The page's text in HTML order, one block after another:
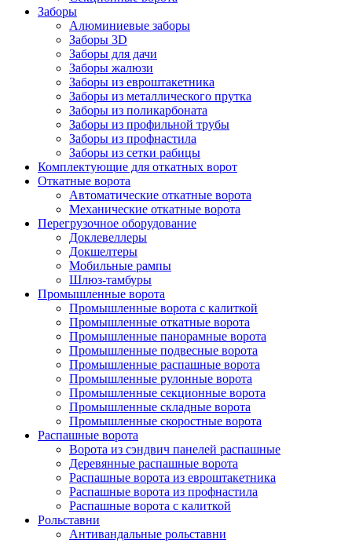
Заборы
Алюминиевые заборы
Заборы 3D
Заборы для дачи
Заборы жалюзи
Заборы из евроштакетника
Заборы из металлического прутка
Заборы из поликарбоната
Заборы из профильной трубы
Заборы из профнастила
Заборы из сетки рабицы
Комплектующие для откатных ворот
Откатные ворота
Автоматические откатные ворота
Механические откатные ворота
Перегрузочное оборудование
Доклевеллеры
Докшелтеры
Мобильные рампы
Шлюз-тамбуры
Промышленные ворота
Промышленные ворота с калиткой
Промышленные откатные ворота
Промышленные панорамные ворота
Промышленные подвесные ворота
Промышленные распашные ворота
Промышленные рулонные ворота
Промышленные секционные ворота
Промышленные складные ворота
Промышленные скоростные ворота
Распашные ворота
Ворота из сэндвич панелей распашные
Деревянные распашные ворота
Распашные ворота из евроштакетника
Распашные ворота из профнастила
Распашные ворота с калиткой
Рольставни
Антивандальные рольставни